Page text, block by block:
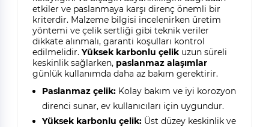
etkiler ve paslanmaya karşı direnç önemli bir
kriterdir. Malzeme bilgisi incelenirken üretim
yöntemi ve çelik sertliği gibi teknik veriler
dikkate alınmalı, garanti koşulları kontrol
edilmelidir. Yüksek karbonlu çelikuzun süreli
keskinlik sağlarken, paslanmaz alaşımlar
günlük kullanımda daha az bakım gerektirir.
Paslanmaz çelik:Kolay bakım ve iyi korozyon
direnci sunar, ev kullanıcıları için uygundur.
Yüksek karbonlu çelik:Üst düzey keskinlik ve